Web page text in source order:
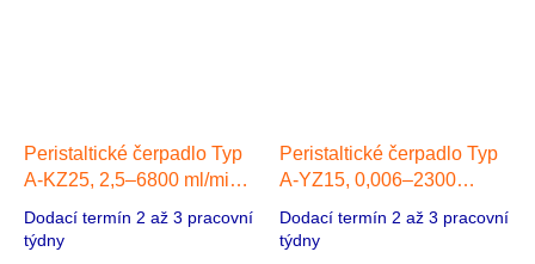
Peristaltické čerpadlo Typ
A-KZ25, 2,5–6800 ml/min,
stejnosměrný motor
Dodací termín 2 až 3 pracovní
týdny
Peristaltické čerpadlo Typ
A-YZ15, 0,006–2300
motor
Dodací termín 2 až 3 pracovní
týdny